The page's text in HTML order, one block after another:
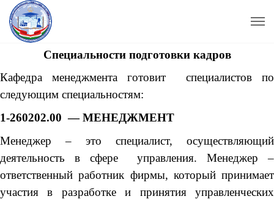
Специальности подготовки кадров
Кафедра менеджмента готовит специалистов по
следующим специальностям:
1-260202.00 — МЕНЕДЖМЕНТ
Менеджер – это специалист, осуществляющий
деятельность в сфере управления. Менеджер –
ответственный работник фирмы, который принимает
участия в разработке и принятия управленческих